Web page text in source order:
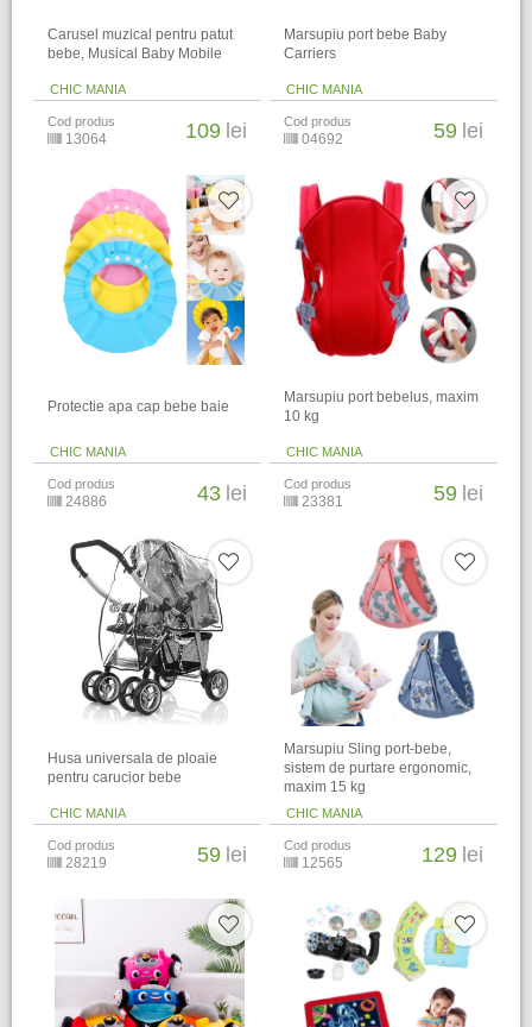
Carusel muzical pentru patut
bebe, Musical Baby Mobile
CHIC MANIA
Cod produs
13064 109 lei
Marsupiu port bebe Baby
Carriers
CHIC MANIA
Cod produs
04692 59 lei
Protectie apa cap bebe baie
CHIC MANIA
Cod produs
24886 43 lei
Marsupiu port bebelus, maxim
10 kg
CHIC MANIA
Cod produs
23381 59 lei
Husa universala de ploaie
pentru carucior bebe
CHIC MANIA
Cod produs
28219 59 lei
Marsupiu Sling port-bebe,
sistem de purtare ergonomic,
maxim 15 kg
CHIC MANIA
Cod produs
12565 129 lei